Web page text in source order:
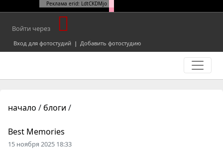
Реклама erid: LdtCKDMjo
Войти через
Вход для фотостудий | Добавить фотостудию
начало / блоги /
Best Memories
15 ноября 2025 18:33